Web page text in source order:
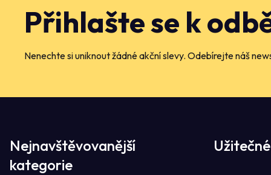
Přihlašte se k
Nenechte si uniknout žádné akční slevy. Odebírejte náš
Nejnavštěvovanější
kategorie